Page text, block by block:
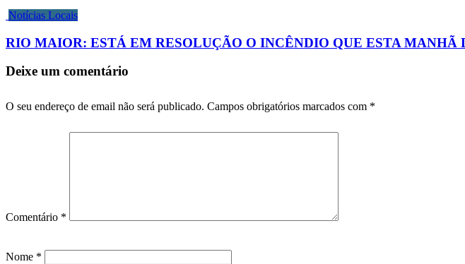
Notícias Locais
RIO MAIOR: ESTÁ EM RESOLUÇÃO O INCÊNDIO QUE ESTA MANHÃ
Deixe um comentário
O seu endereço de email não será publicado. Campos obrigatórios marcados com *
Comentário *
Nome *